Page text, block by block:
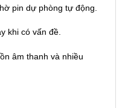
pin dự phòng tự động.
khi có vấn đề.
âm thanh và nhiều